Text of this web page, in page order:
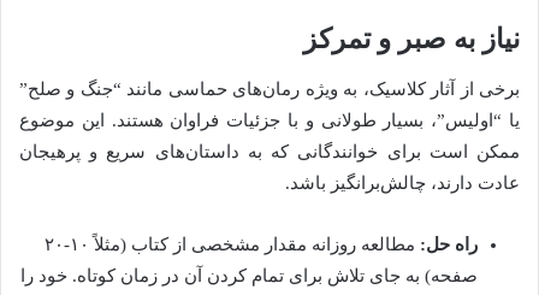
نیاز به صبر و تمرکز
برخی از آثار کلاسیک، به ویژه رمان‌های حماسی مانند “جنگ و صلح”
یا “اولیس”، بسیار طولانی و با جزئیات فراوان هستند. این موضوع
ممکن است برای خوانندگانی که به داستان‌های سریع و پرهیجان
عادت دارند، چالش‌برانگیز باشد.
راه حل:
مطالعه روزانه مقدار مشخصی از کتاب (مثلاً ۱۰-۲۰
صفحه) به جای تلاش برای تمام کردن آن در زمان کوتاه. خود را